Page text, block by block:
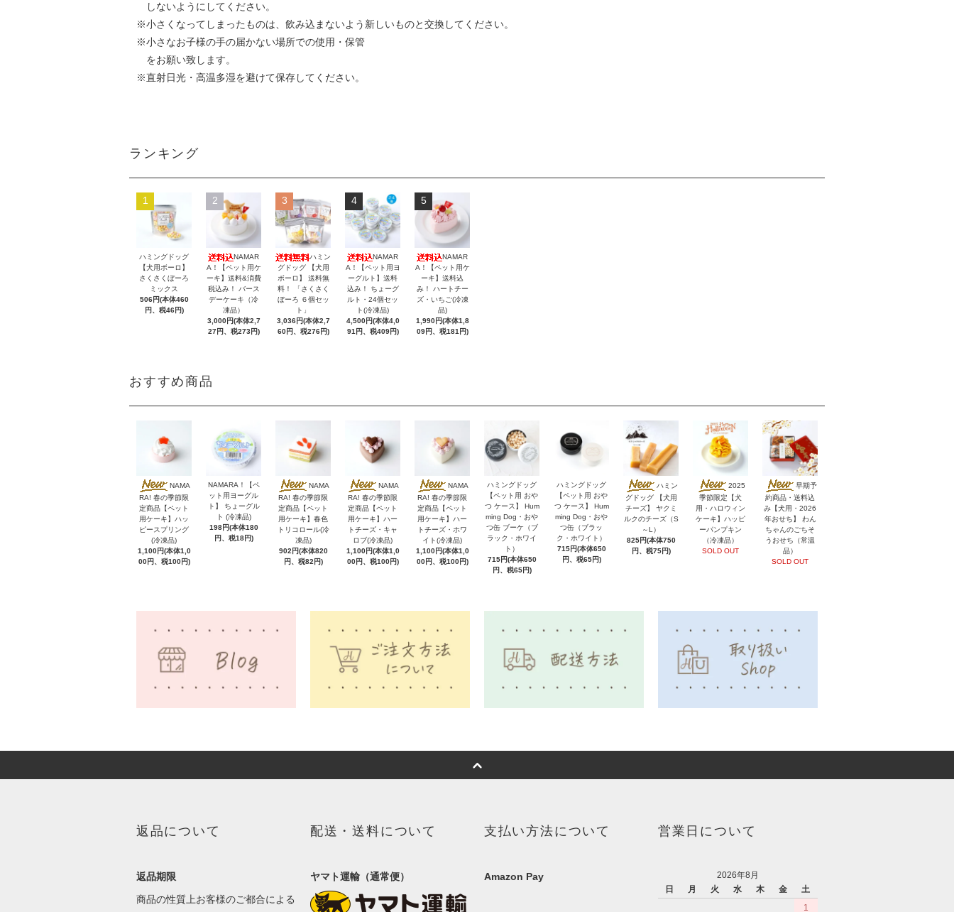
しないようにしてください。
※小さくなってしまったものは、飲み込まないよう新しいものと交換してください。
※小さなお子様の手の届かない場所での使用・保管
をお願い致します。
※直射日光・高温多湿を避けて保存してください。
ランキング
1
ハミングドッグ
【犬用ボーロ】
さくさくぼーろ
ミックス
506円(本体460
円、税46円)
2
NAMAR
A！【ペット用ケ
ーキ】送料&消費
税込み！ バース
デーケーキ（冷
凍品）
3,000円(本体2,7
27円、税273円)
3
ハミン
グドッグ 【犬用
ボーロ】 送料無
料！ 「さくさく
ぼーろ ６個セッ
ト」
3,036円(本体2,7
60円、税276円)
4
NAMAR
A！【ペット用ヨ
ーグルト】送料
込み！ ちょーグ
ルト・24個セッ
ト(冷凍品)
4,500円(本体4,0
91円、税409円)
5
NAMAR
A！【ペット用ケ
ーキ】送料込
み！ ハートチー
ズ・いちご(冷凍
品)
1,990円(本体1,8
09円、税181円)
おすすめ商品
NAMA
RA! 春の季節限
定商品【ペット
用ケーキ】ハッ
ピースプリング
(冷凍品)
1,100円(本体1,0
00円、税100円)
NAMARA！【ペ
ット用ヨーグル
ト】 ちょーグル
ト (冷凍品)
198円(本体180
円、税18円)
NAMA
RA! 春の季節限
定商品【ペット
用ケーキ】春色
トリコロール(冷
凍品)
902円(本体820
円、税82円)
NAMA
RA! 春の季節限
定商品【ペット
用ケーキ】ハー
トチーズ・キャ
ロブ(冷凍品)
1,100円(本体1,0
00円、税100円)
NAMA
RA! 春の季節限
定商品【ペット
用ケーキ】ハー
トチーズ・ホワ
イト(冷凍品)
1,100円(本体1,0
00円、税100円)
ハミングドッグ
【ペット用 おや
つ ケース】 Hum
ming Dog・おや
つ缶 ブーケ（ブ
ラック・ホワイ
ト）
715円(本体650
円、税65円)
ハミングドッグ
【ペット用 おや
つ ケース】 Hum
ming Dog・おや
つ缶（ブラッ
ク・ホワイト）
715円(本体650
円、税65円)
ハミン
グドッグ 【犬用
チーズ】 ヤクミ
ルクのチーズ（S
～L）
825円(本体750
円、税75円)
2025
季節限定【犬
用・ハロウィン
ケーキ】ハッピ
ーパンプキン
（冷凍品）
SOLD OUT
早期予
約商品・送料込
み【犬用・2026
年おせち】 わん
ちゃんのごちそ
うおせち（常温
品）
SOLD OUT
返品について
返品期限
商品の性質上お客様のご都合による
配送・送料について
ヤマト運輸（通常便）
支払い方法について
Amazon Pay
営業日について
2026年8月
日
月 火 水 木 金
土
1